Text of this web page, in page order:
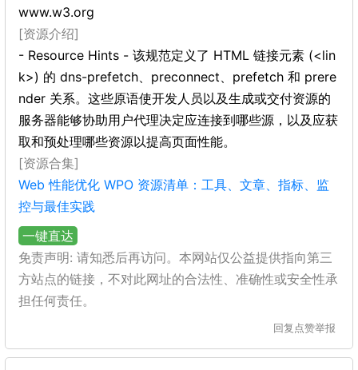
www.w3.org
[资源介绍]
- Resource Hints - 该规范定义了 HTML 链接元素 (<lin
k>) 的 dns-prefetch、preconnect、prefetch 和 prere
nder 关系。这些原语使开发人员以及生成或交付资源的
服务器能够协助用户代理决定应连接到哪些源，以及应获
取和预处理哪些资源以提高页面性能。
[资源合集]
Web 性能优化 WPO 资源清单：工具、文章、指标、监
控与最佳实践
一键直达
免责声明: 请知悉后再访问。本网站仅公益提供指向第三
方站点的链接，不对此网址的合法性、准确性或安全性承
担任何责任。
回复 点赞举报